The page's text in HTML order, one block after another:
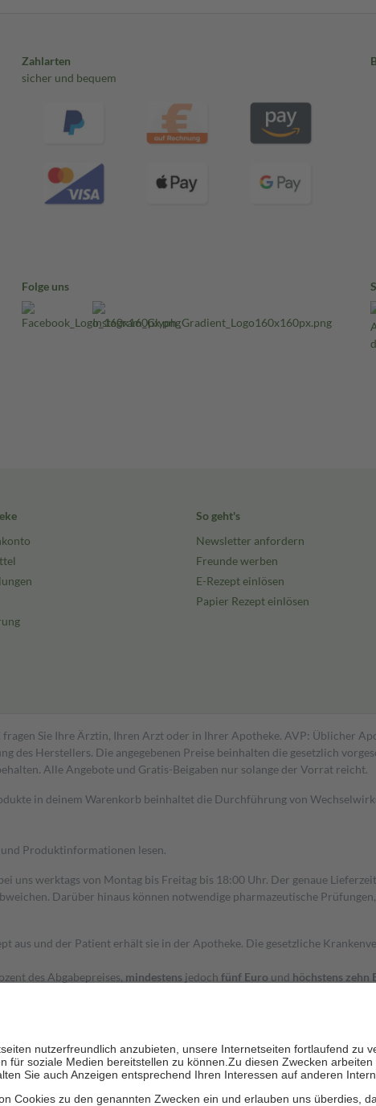
Zahlarten
sicher und bequem
Folge uns
So geht's
Newsletter anfordern
Freunde werben
E-Rezept einlösen
Papier Rezept einlösen
Sie Ihre Ärztin, Ihren Arzt oder in Ihrer Apotheke. AVP: Üblicher
Herstellers. Die angegebenen Preise beinhalten die gesetzlich
Alle Angebote und Gratis-Beigaben nur solange der Vorrat reicht.
in deinem Warenkorb beinhaltet die Durchführung von
Produktinformationen lesen.
uns werktags von Montag bis Freitag bis 18:00 Uhr. Der genaue
Darüber hinaus können notwendige pharmazeutische
aus und der Patient erhält sie in der Apotheke. Die gesetzliche
des Abgabepreises, mindestens jedoch fünf Euro und höchstens zehn
stärken und die besondere Stellung der Familie zu unterstützen, fallen
Ausnahme der Fahrkosten
getragen werden